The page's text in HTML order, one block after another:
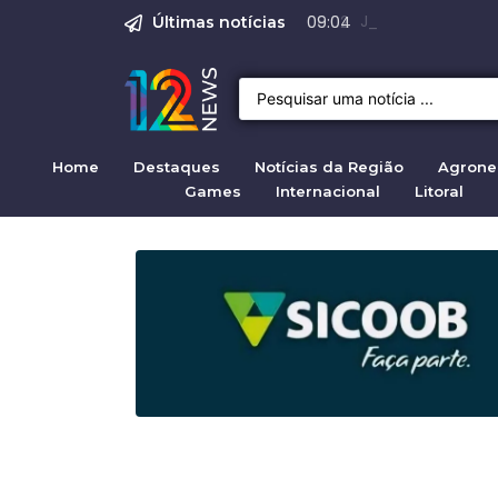
Últimas notícias 08:02 Justiça pela
Justiça para
Justiça pela
Quirno destaca
Operação Sem
Home Destaques Notícias da Região
Games
Internacional Litoral